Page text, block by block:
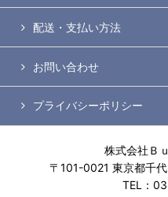
配送・支払い方法
お問い合わせ
プライバシーポリシー
株式会社Ｂ
〒101-0021 東京都千
TEL：